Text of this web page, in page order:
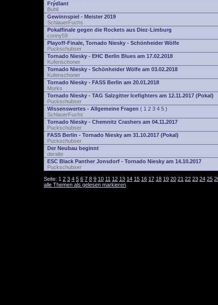
Frýdlant
Buhli
Gewinnspiel - Meister 2019
SchlauerFuchs
Pokalfinale gegen die Rockets aus Diez-Limburg
conny59
Playoff-Finale, Tornado Niesky - Schönheider Wölfe
Puckschubser
Tornado Niesky - EHC Berlin Blues am 17.02.2018
Kufenschoner
Tornado Niesky - Schönheider Wölfe am 03.02.2018
Kufenschoner
Tornado Niesky - FASS Berlin am 20.01.2018
Murks
Tornado Niesky - TAG Salzgitter Icefighters am 12.11.2017 (Pokal)
Puckschubser
Wissenswertes - Allgemeine Fragen ( 1 2 3 4 5 )
SchlauerFuchs
Tornado Niesky - Chemnitz Crashers am 04.11.2017
Puckschubser
FASS Berlin - Tornado Niesky am 31.10.2017 (Pokal)
Puckschubser
Der Neubau beginnt
deralte
ESC Black Panther Jonsdorf - Tornado Niesky am 14.10.2017
Puckschubser
Seite: 1 2 3 4 5 6 7 8 9 10 11 12 13 14 15 16 17 18 19 20 21 22 23 24 25
alle Themen als gelesen markieren